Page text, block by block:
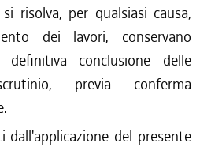
risolva, per qualsiasi causa,
dei lavori, conservano
conclusione delle
previa conferma
dall'applicazione del presente